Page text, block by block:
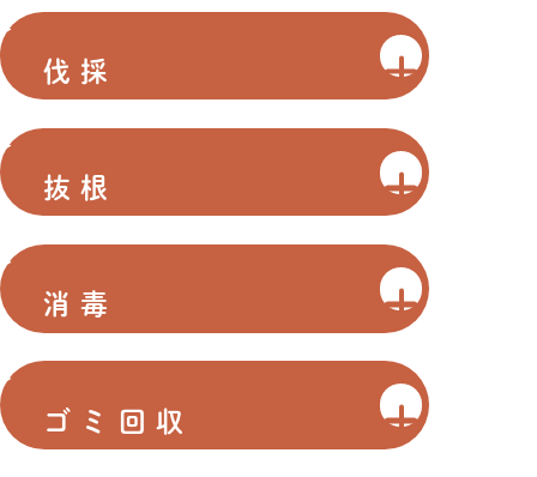
伐採
抜根
消毒
ゴミ回収